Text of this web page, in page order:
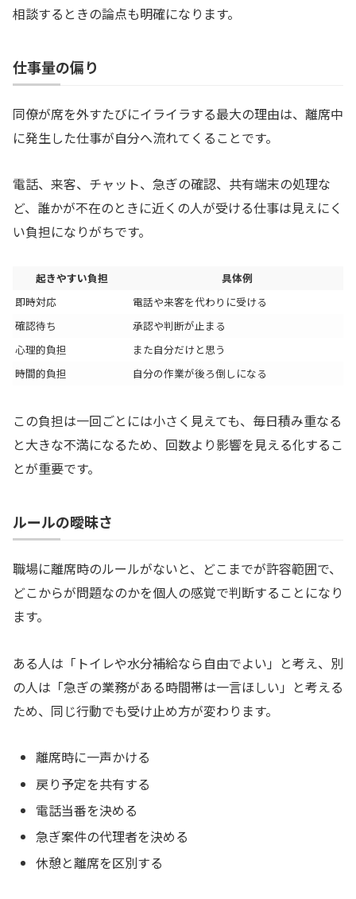
相談するときの論点も明確になります。
仕事量の偏り
同僚が席を外すたびにイライラする最大の理由は、離席中
に発生した仕事が自分へ流れてくることです。
電話、来客、チャット、急ぎの確認、共有端末の処理な
ど、誰かが不在のときに近くの人が受ける仕事は見えにく
い負担になりがちです。
起きやすい負担
具体例
即時対応
電話や来客を代わりに受ける
確認待ち
承認や判断が止まる
心理的負担
また自分だけと思う
時間的負担
自分の作業が後ろ倒しになる
この負担は一回ごとには小さく見えても、毎日積み重なる
と大きな不満になるため、回数より影響を見える化するこ
とが重要です。
ルールの曖昧さ
職場に離席時のルールがないと、どこまでが許容範囲で、
どこからが問題なのかを個人の感覚で判断することになり
ます。
ある人は「トイレや水分補給なら自由でよい」と考え、別
の人は「急ぎの業務がある時間帯は一言ほしい」と考える
ため、同じ行動でも受け止め方が変わります。
離席時に一声かける
戻り予定を共有する
電話当番を決める
急ぎ案件の代理者を決める
休憩と離席を区別する